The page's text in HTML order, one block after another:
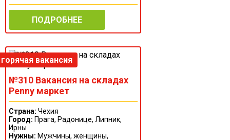
ПОДРОБНЕЕ
№310 Вакансия на складах
Penny маркет
Страна: Чехия
Город: Прага, Радонице, Липник,
Ирны
Нужны: Мужчины, женщины,